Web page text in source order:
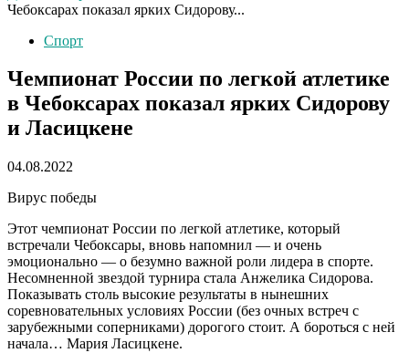
Чебоксарах показал ярких Сидорову...
Спорт
Чемпионат России по легкой атлетике
в Чебоксарах показал ярких Сидорову
и Ласицкене
04.08.2022
Вирус победы
Этот чемпионат России по легкой атлетике, который
встречали Чебоксары, вновь напомнил — и очень
эмоционально — о безумно важной роли лидера в спорте.
Несомненной звездой турнира стала Анжелика Сидорова.
Показывать столь высокие результаты в нынешних
соревновательных условиях России (без очных встреч с
зарубежными соперниками) дорогого стоит. А бороться с ней
начала… Мария Ласицкене.